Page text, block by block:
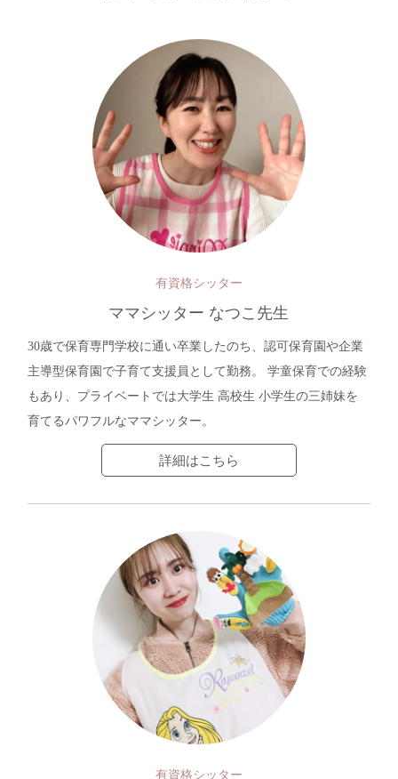
有資格シッター
ママシッター なつこ先生
30歳で保育専門学校に通い卒業したのち、認可保育園や企業
主導型保育園で子育て支援員として勤務。 学童保育での経験
もあり、プライベートでは大学生 高校生 小学生の三姉妹を
育てるパワフルなママシッター。
詳細はこちら
有資格シッター